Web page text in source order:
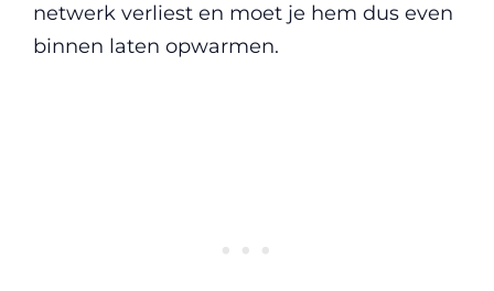
netwerk verliest en moet je hem dus even
binnen laten opwarmen.